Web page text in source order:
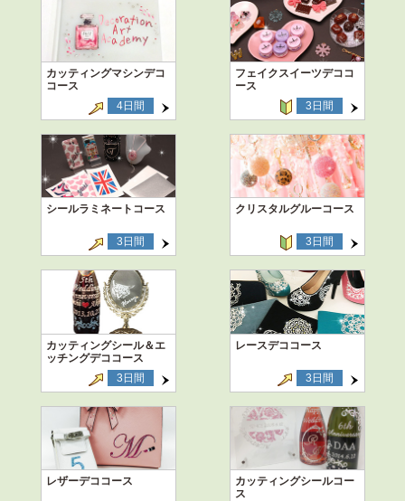
カッティングマシンデコ
コース
4日間
フェイクスイーツデココ
ース
3日間
シールラミネートコース
3日間
クリスタルグルーコース
3日間
カッティングシール＆エ
ッチングデココース
3日間
レースデココース
3日間
レザーデココース
カッティングシールコー
ス